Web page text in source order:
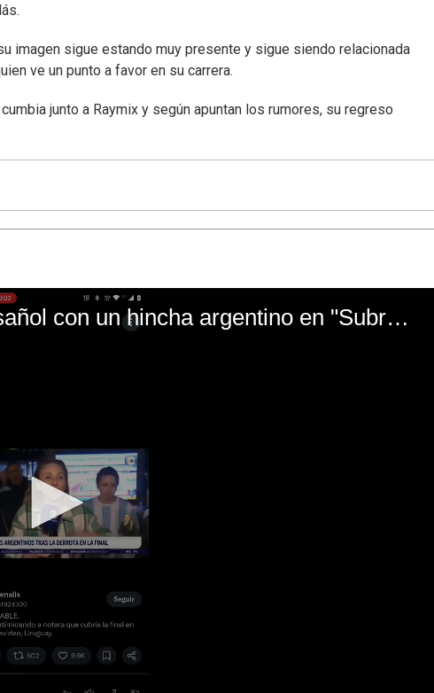
imagen sigue estando muy presente y sigue siendo relacionada
ve un punto a favor en su carrera.
junto a Raymix y según apuntan los rumores, su regreso
El mal momento de Yanina Gasañol con un hincha argentino en "Subrayado"